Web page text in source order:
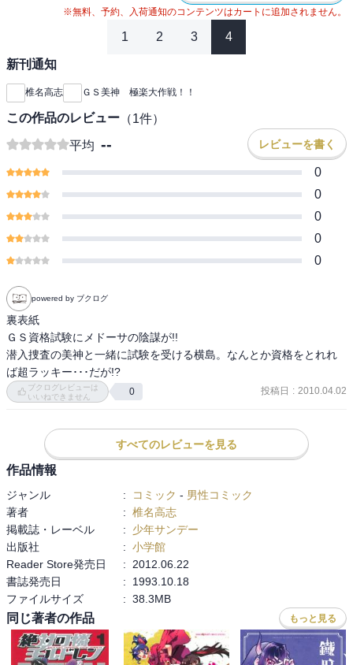
※無料、予約、入荷通知のコンテンツはカートに追加されません。
1 2 3 4
新刊通知
椎名高志 ＧＳ美神 極楽大作戦！！
この作品のレビュー （1件）
平均 -- レビューを書く
0
0
0
0
0
powered by ブクログ
裏表紙
ＧＳ資格試験にメドーサの陰謀が!!
潜入捜査の美神と一緒に試験を受ける横島。なんとか資格をとれれ
ば超ラッキー･･･だが!?
ブクログレビューは
いいねできません
0 投稿日 : 2010.04.02
すべてのレビューを見る
作品情報
ジャンル : コミック - 男性コミック
著者
: 椎名高志
掲載誌・レーベル
:
少年サンデー
出版社
: 小学館
Reader Store発売日
:
2012.06.22
書誌発売日
:
1993.10.18
ファイルサイズ
: 38.3MB
同じ著者の作品 もっと見る